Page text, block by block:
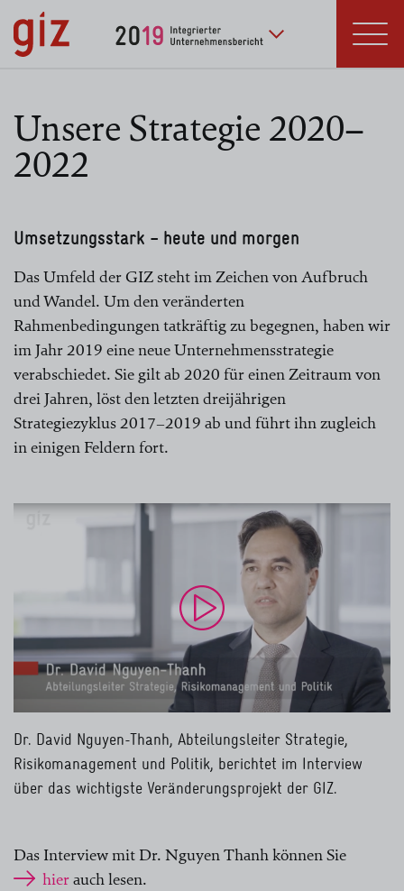
zum Inhalt springen
Deutsche Gesellschaft
für Internationale
Zusammenarbeit (GIZ) GmbH
Unsere Strategie 2020–
2022
Umsetzungsstark – heute und morgen
Das Umfeld der GIZ steht im Zeichen von Aufbruch
und Wandel. Um den veränderten
Rahmenbedingungen tatkräftig zu begegnen, haben wir
im Jahr 2019 eine neue Unternehmensstrategie
verabschiedet. Sie gilt ab 2020 für einen Zeitraum von
drei Jahren, löst den letzten dreijährigen
Strategiezyklus 2017–2019 ab und führt ihn zugleich
in einigen Feldern fort.
Datenschutzbestimmungen
Dr. David Nguyen-Thanh, Abteilungsleiter Strategie,
Risikomanagement und Politik, berichtet im Interview
über das wichtigste Veränderungsprojekt der GIZ.
Das Interview mit Dr. Nguyen Thanh können Sie
hierauch lesen.